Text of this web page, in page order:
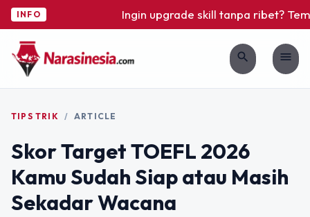
INFO Ingin upgrade skill tanpa ribet?
search menu
TIPS TRIK / ARTICLE
Skor Target TOEFL 2026
Kamu Sudah Siap atau Masih
Sekadar Wacana